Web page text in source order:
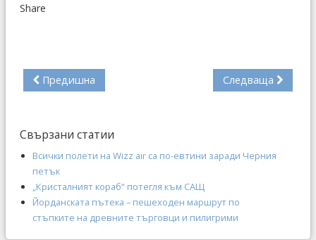
Share
Предишна Следваща
Свързани статии
Всички полети на Wizz air са по-евтини заради Черния
петък
„Кристалният кораб“ потегля към САЩ
Йорданската пътека – пешеходен маршрут по
стъпките на древните търговци и пилигрими